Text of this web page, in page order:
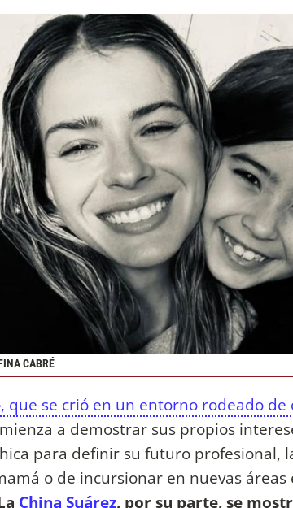
CABRÉ
, que se crió en un entorno rodeado de
a demostrar sus propios
para definir su futuro profesional,
o de incursionar en nuevas
China Suárez, por su parte, se